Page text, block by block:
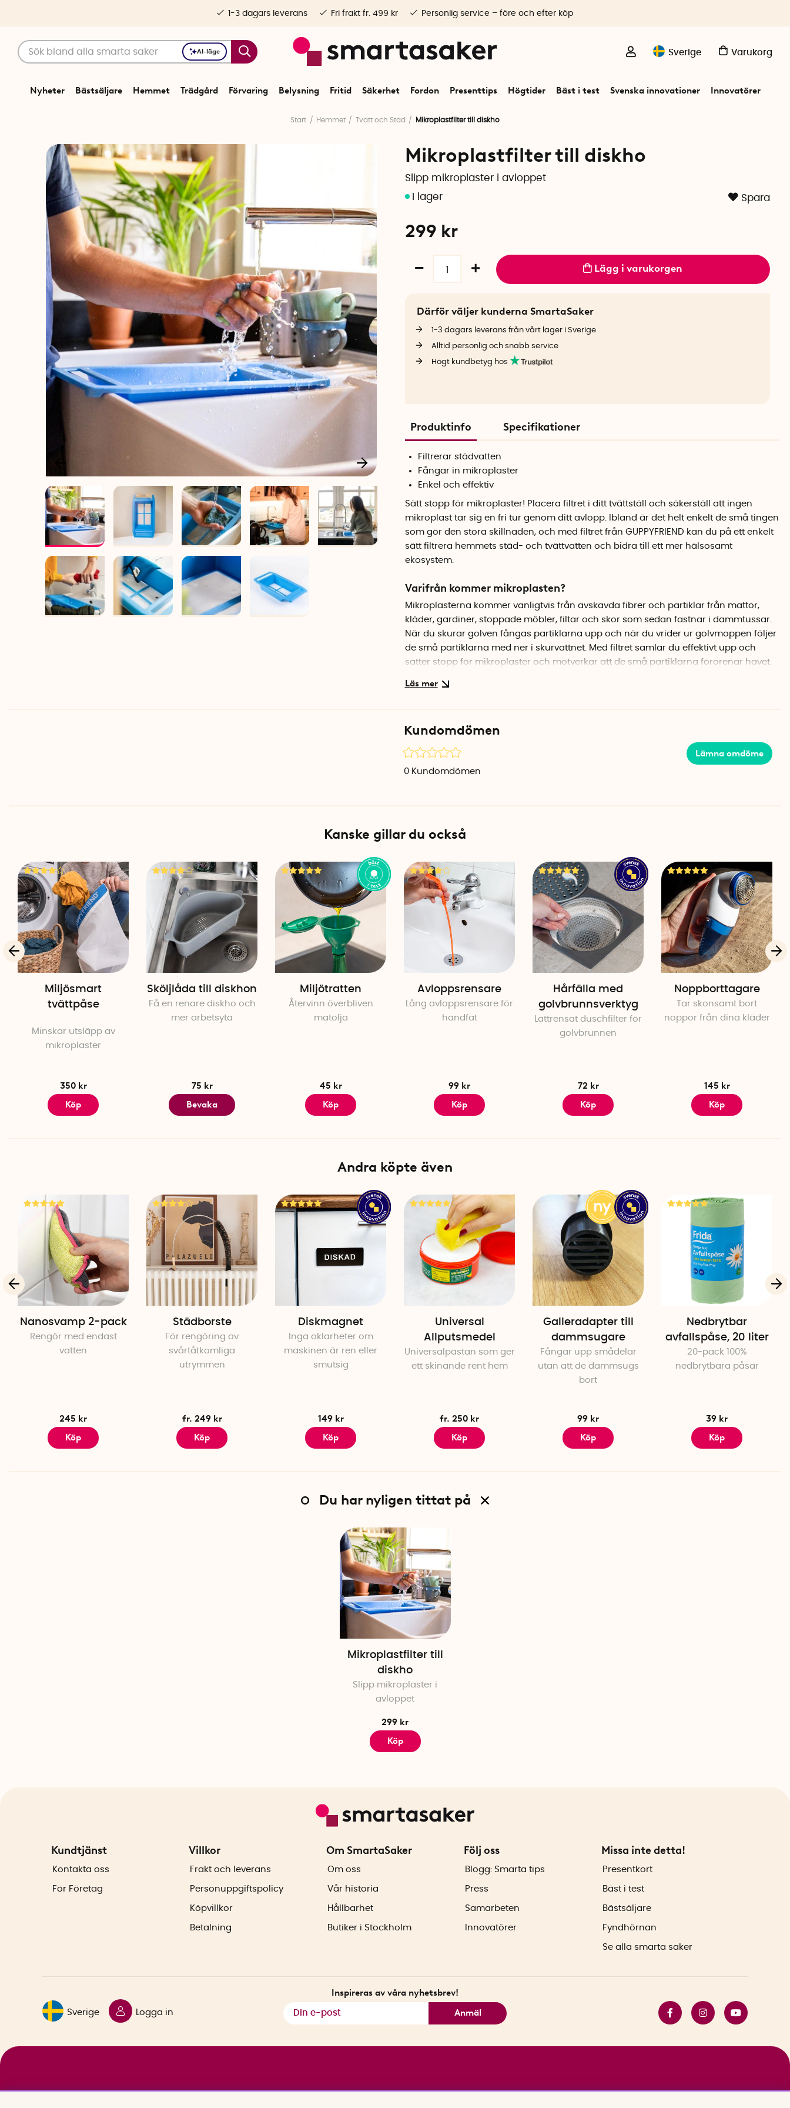
AI-läge Sverige Varukorg
Nyheter Bästsäljare Hemmet Trädgård Förvaring Belysning Fritid Säkerhet Fordon Presenttips Högtider Bäst i test Svenska innovationer Innovatörer
1-3 dagars leverans Fri frakt fr. 499 kr Personlig service – före och efter köp
Start Hemmet Tvätt och Städ Mikroplastfilter till diskho
Mikroplastfilter till diskho
Slipp mikroplaster i avloppet
Spara
299 kr
Lägg i varukorgen
Därför väljer kunderna SmartaSaker
1-3 dagars leverans från vårt lager i Sverige
Alltid personlig och snabb service
Högt kundbetyg hos
Produktinfo Specifikationer
Filtrerar städvatten
Fångar in mikroplaster
Enkel och effektiv
Sätt stopp för mikroplaster! Placera filtret i ditt tvättställ och säkerställ att ingen
mikroplast tar sig en fri tur genom ditt avlopp. Ibland är det helt enkelt de små tingen
som gör den stora skillnaden, och med filtret från GUPPYFRIEND kan du på ett enkelt
sätt filtrera hemmets städ- och tvättvatten och bidra till ett mer hälsosamt
ekosystem.
Varifrån kommer mikroplasten?
Mikroplasterna kommer vanligtvis från avskavda fibrer och partiklar från mattor,
kläder, gardiner, stoppade möbler, filtar och skor som sedan fastnar i dammtussar.
När du skurar golven fångas partiklarna upp och när du vrider ur golvmoppen följer
de små partiklarna med ner i skurvattnet. Med filtret samlar du effektivt upp och
sätter stopp för mikroplaster och motverkar att de små partiklarna förorenar havet.
När kan jag använda mitt filter?
passar de flesta diskhoar och har en bevisad effekt (
genom att borsta det med en mjuk borste och släng eventuella dammpartiklar i
Färg: Blå
Material, ram: Återvunnen PP-plast
Material, filtertyg: Obehandlat, silikonfritt filtertyg av polyester, kännetecknat av sin
höga alkaliska motståndskraft
Längd: 42 cm
Bredd: 22 cm
Tillverkningsland: Italien
Kundomdömen
Lämna omdöme
0 Kundomdömen
Kanske gillar du också
Miljösmart
tvättpåse
Minskar utsläpp av
mikroplaster
350 kr
Köp
Sköljlåda till diskhon
Få en renare diskho och
mer arbetsyta
75 kr
Bevaka
Miljötratten
Återvinn överbliven
matolja
45 kr
Köp
Avloppsrensare
Lång avloppsrensare för
handfat
99 kr
Köp
Hårfälla med
golvbrunnsverktyg
Lättrensat duschfilter för
golvbrunnen
72 kr
Köp
Noppborttagare
Tar skonsamt bort
noppor från dina kläder
145 kr
Köp
Andra köpte även
Nanosvamp 2-pack
Rengör med endast
vatten
245 kr
Köp
Städborste
För rengöring av
svårtåtkomliga
utrymmen
fr. 249 kr
Köp
Diskmagnet
Inga oklarheter om
maskinen är ren eller
smutsig
149 kr
Köp
Universal
Allputsmedel
Universalpastan som ger
ett skinande rent hem
fr. 250 kr
Köp
Galleradapter till
dammsugare
Fångar upp smådelar
utan att de dammsugs
bort
99 kr
Köp
Nedbrytbar
avfallspåse, 20 liter
20-pack 100%
nedbrytbara påsar
39 kr
Köp
Du har nyligen tittat på
Mikroplastfilter till
diskho
Slipp mikroplaster i
avloppet
299 kr
Köp
Kundtjänst
Kontakta oss
För Företag
Villkor
Frakt och leverans
Personuppgiftspolicy
Köpvillkor
Betalning
Om SmartaSaker
Om oss
Vår historia
Hållbarhet
Butiker i Stockholm
Följ oss
Blogg: Smarta tips
Press
Samarbeten
Innovatörer
Missa inte detta!
Presentkort
Bäst i test
Bästsäljare
Fyndhörnan
Se alla smarta saker
Sverige Logga in
Inspireras av våra nyhetsbrev!
Anmäl